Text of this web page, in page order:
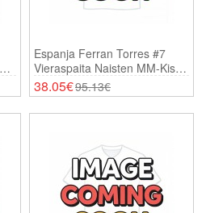
Espanja Ferran Torres #7
Vieraspaita Naisten MM-Kisat
2026 Lyhythihainen
38.05€95.13€